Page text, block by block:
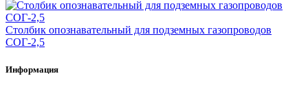
Столбик опознавательный для подземных газопроводов
СОГ-2,5
Информация